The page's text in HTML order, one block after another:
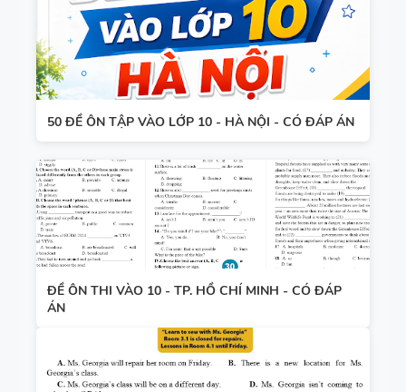
50 ĐỀ ÔN TẬP VÀO LỚP 10 - HÀ NỘI - CÓ ĐÁP ÁN
ĐỀ ÔN THI VÀO 10 - TP. HỒ CHÍ MINH - CÓ ĐÁP
ÁN